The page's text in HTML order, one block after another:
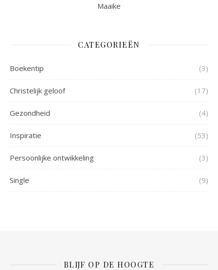
Maaike
CATEGORIEËN
Boekentip (3)
Christelijk geloof (17)
Gezondheid (4)
Inspiratie (53)
Persoonlijke ontwikkeling (3)
Single (9)
BLIJF OP DE HOOGTE